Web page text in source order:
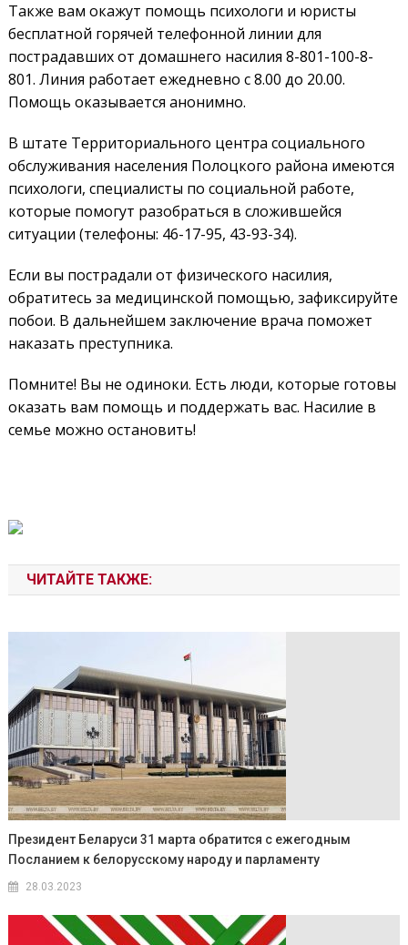
Также вам окажут помощь психологи и юристы
бесплатной горячей телефонной линии для
пострадавших от домашнего насилия 8-801-100-8-
801. Линия работает ежедневно с 8.00 до 20.00.
Помощь оказывается анонимно.
В штате Территориального центра социального
обслуживания населения Полоцкого района имеются
психологи, специалисты по социальной работе,
которые помогут разобраться в сложившейся
ситуации (телефоны: 46-17-95, 43-93-34).
Если вы пострадали от физического насилия,
обратитесь за медицинской помощью, зафиксируйте
побои. В дальнейшем заключение врача поможет
наказать преступника.
Помните! Вы не одиноки. Есть люди, которые готовы
оказать вам помощь и поддержать вас. Насилие в
семье можно остановить!
ЧИТАЙТЕ ТАКЖЕ:
Президент Беларуси 31 марта обратится с ежегодным
Посланием к белорусскому народу и парламенту
28.03.2023